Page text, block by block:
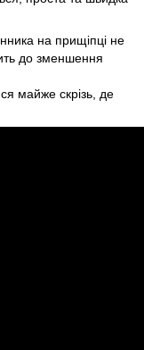
на прищіпці не
до зменшення
майже скрізь, де